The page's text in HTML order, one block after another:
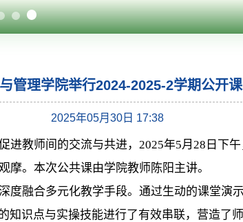
管理学院举行2024-2025-2学期公开课
2025年05月30日 17:38
进教师间的交流与共进，2025年5月28日下
摩。本次公共课由学院教师陈阳主讲。
度融合多元化教学手段。通过生动的课堂演
知识点与实操技能进行了有效串联，营造了